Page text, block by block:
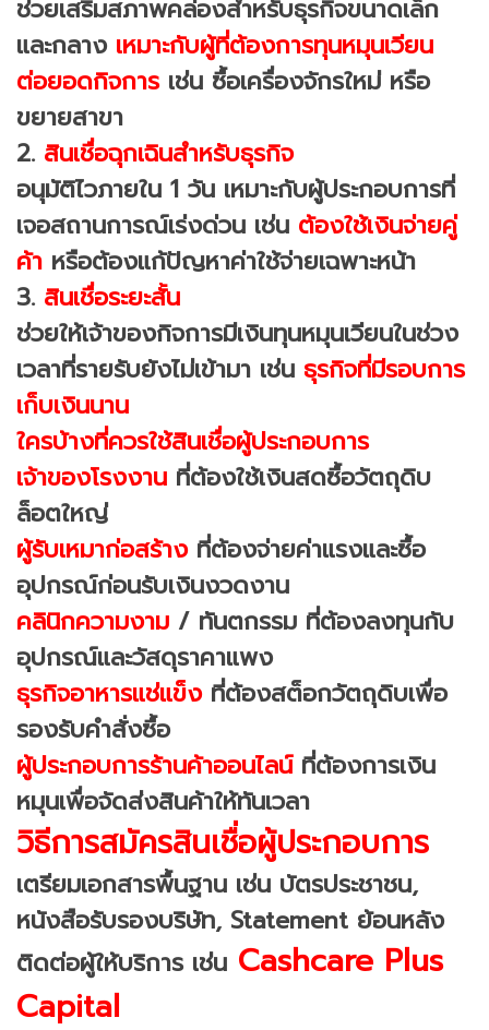
ช่วยเสริมสภาพคล่องสำหรับธุรกิจขนาดเล็ก
และกลาง เหมาะกับผู้ที่ต้องการทุนหมุนเวียน
ต่อยอดกิจการเช่น ซื้อเครื่องจักรใหม่ หรือ
ขยายสาขา
2. สินเชื่อฉุกเฉินสำหรับธุรกิจ
อนุมัติไวภายใน 1 วัน เหมาะกับผู้ประกอบการที่
เจอสถานการณ์เร่งด่วน เช่น ต้องใช้เงินจ่ายคู่
ค้า หรือต้องแก้ปัญหาค่าใช้จ่ายเฉพาะหน้า
3. สินเชื่อระยะสั้น
ช่วยให้เจ้าของกิจการมีเงินทุนหมุนเวียนในช่วง
เวลาที่รายรับยังไม่เข้ามา เช่น ธุรกิจที่มีรอบการ
เก็บเงินนาน
ใครบ้างที่ควรใช้สินเชื่อผู้ประกอบการ
เจ้าของโรงงาน ที่ต้องใช้เงินสดซื้อวัตถุดิบ
ล็อตใหญ่
ผู้รับเหมาก่อสร้างที่ต้องจ่ายค่าแรงและซื้อ
อุปกรณ์ก่อนรับเงินงวดงาน
คลินิกความงาม / ทันตกรรม ที่ต้องลงทุนกับ
อุปกรณ์และวัสดุราคาแพง
ธุรกิจอาหารแช่แข็งที่ต้องสต็อกวัตถุดิบเพื่อ
รองรับคำสั่งซื้อ
ผู้ประกอบการร้านค้าออนไลน์ที่ต้องการเงิน
หมุนเพื่อจัดส่งสินค้าให้ทันเวลา
วิธีการสมัครสินเชื่อผู้ประกอบการ
เตรียมเอกสารพื้นฐาน เช่น บัตรประชาชน,
หนังสือรับรองบริษัท, Statement ย้อนหลัง
ติดต่อผู้ให้บริการ เช่น Cashcare Plus
Capital